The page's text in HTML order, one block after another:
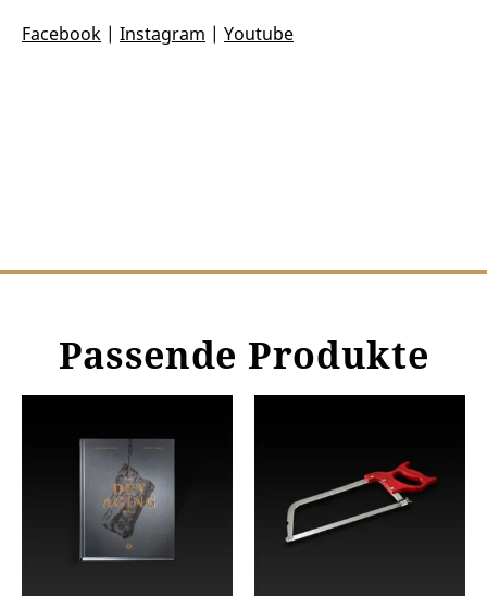
Facebook | Instagram | Youtube
Passende Produkte